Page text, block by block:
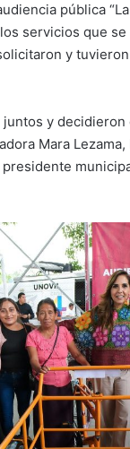
pública
servicios que
y
y
Mara
presidente